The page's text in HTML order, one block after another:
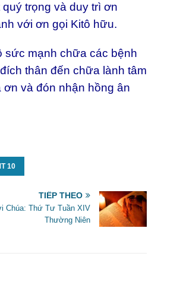
trọng và duy trì ơn
với ơn gọi Kitô hữu.
mạnh chữa các bệnh
thân đến chữa lành tâm
ơn và đón nhận hồng ân
10
TIẾP THEO
Chúa: Thứ Tư Tuần XIV
Thường Niên